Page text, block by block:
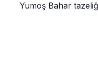
Yumoş Bahar